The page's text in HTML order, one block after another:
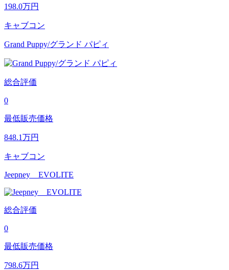
198.0万円
キャブコン
Grand Puppy/グランド パピィ
総合評価
0
最低販売価格
848.1万円
キャブコン
Jeepney EVOLITE
総合評価
0
最低販売価格
798.6万円